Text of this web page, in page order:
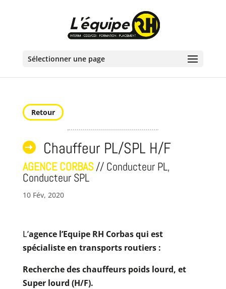
Sélectionner une page
Retour
Chauffeur PL/SPL H/F
AGENCE CORBAS// Conducteur PL,
Conducteur SPL
10 Fév, 2020
L’agence l’Equipe RH Corbas qui est
spécialiste en transports routiers :
Recherche des chauffeurs poids lourd, et
Super lourd (H/F).